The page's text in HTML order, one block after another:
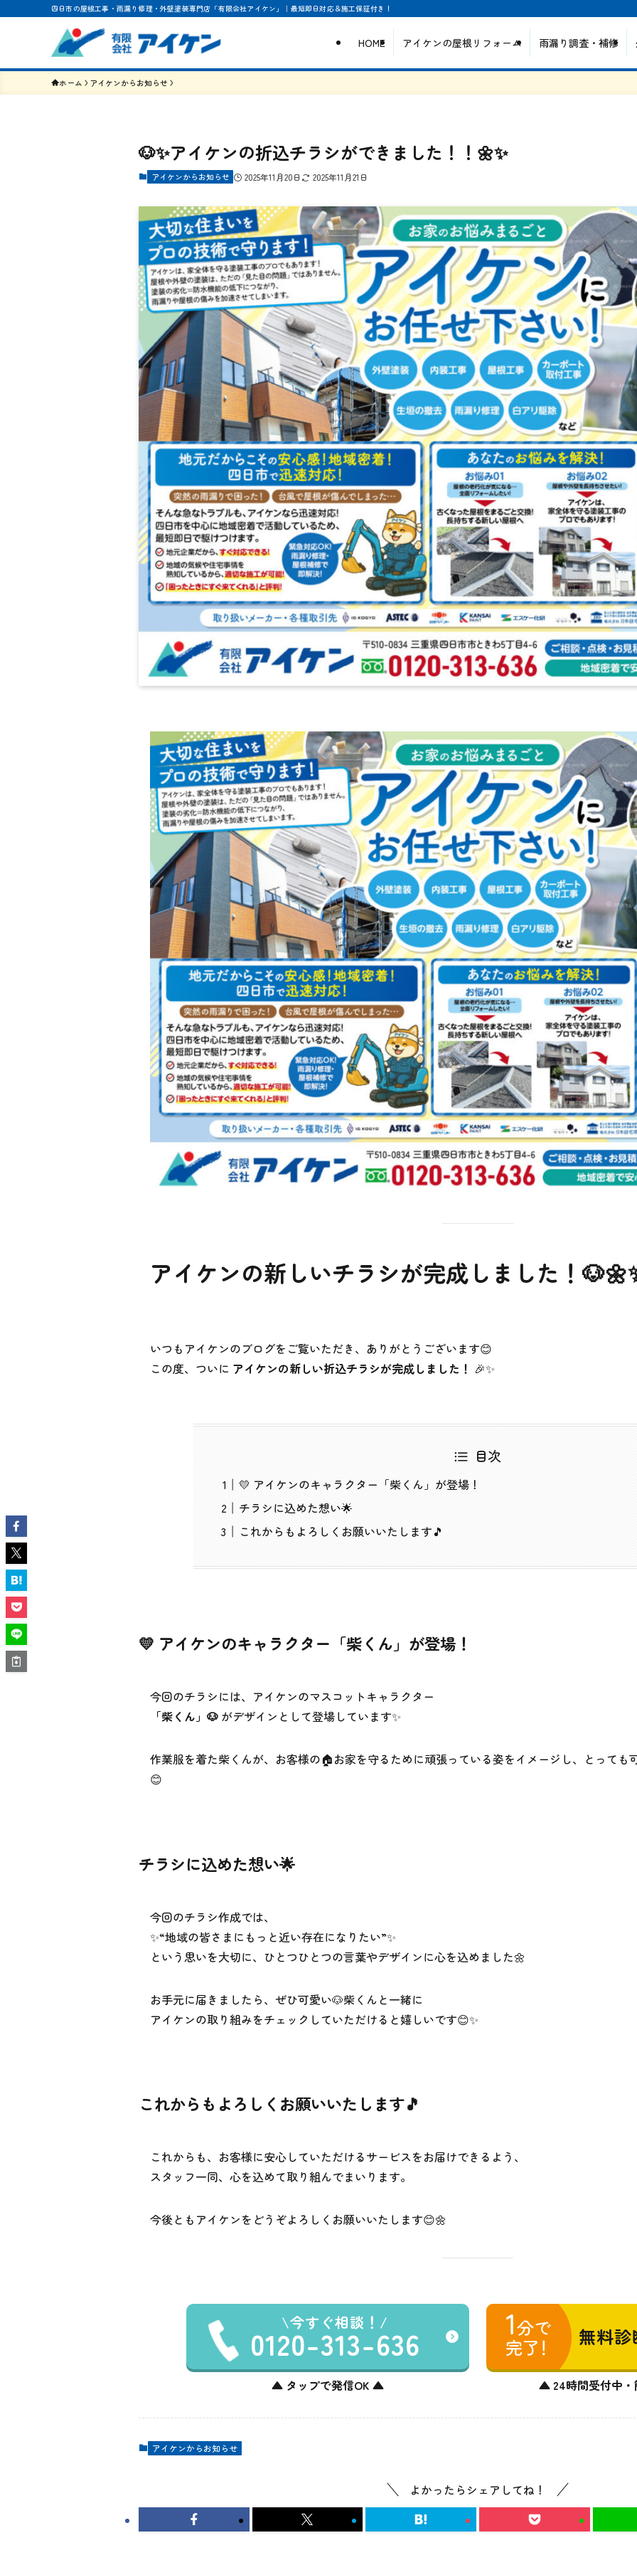
四日市の屋根工事・雨漏り修理・外壁塗装専門店「有限会社アイケン」｜最短即日対応＆施工保証付き！
HOME アイケンの屋根リフォーム 雨漏り調査・補修
ホーム アイケンからお知らせ
🐶✨️アイケンの折込チラシができました！！🌼✨️
アイケンからお知らせ 2025年11月20日 2025年11月21日
アイケンの新しいチラシが完成しました！
いつもアイケンのブログをご覧いただき、ありがとうございます😊
この度、ついに アイケンの新しい折込チラシが完成しました！ 🎉✨
目次
💛 アイケンのキャラクター「柴くん」が登場！
チラシに込めた想い🌟
これからもよろしくお願いいたします🎵
💛 アイケンのキャラクター「柴くん」が登場！
今回のチラシには、アイケンのマスコットキャラクター
「柴くん」🐶 がデザインとして登場しています✨️
作業服を着た柴くんが、お客様の🏠️お家を守るために頑張っている姿をイメージし、とっても
😊
チラシに込めた想い🌟
今回のチラシ作成では、
✨️“地域の皆さまにもっと近い存在になりたい”✨️
という思いを大切に、ひとつひとつの言葉やデザインに心を込めました🌼
お手元に届きましたら、ぜひ可愛い🐶柴くんと一緒に
アイケンの取り組みをチェックしていただけると嬉しいです😊✨️
これからもよろしくお願いいたします🎵
これからも、お客様に安心していただけるサービスをお届けできるよう、
スタッフ一同、心を込めて取り組んでまいります。
今後ともアイケンをどうぞよろしくお願いいたします😊🌼
今すぐ相談！
0120-313-636
▲ タップで発信OK ▲
無料
▲ 24時間受付中
アイケンからお知らせ
よかったらシェアしてね！